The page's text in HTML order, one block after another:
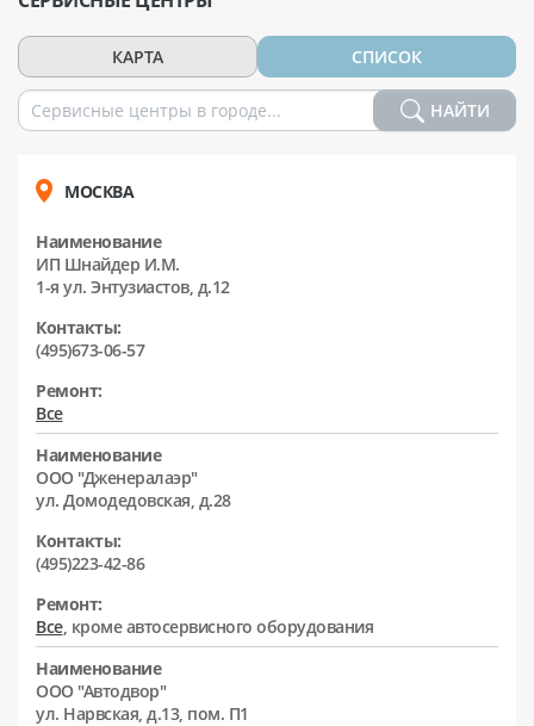
КАРТА СПИСОК
НАЙТИ
МОСКВА
Наименование
ИП Шнайдер И.М.
1-я ул. Энтузиастов, д.12
Контакты:
(495)673-06-57
Ремонт:
Все
Наименование
ООО "Дженералаэр"
ул. Домодедовская, д.28
Контакты:
(495)223-42-86
Ремонт:
Все, кроме автосервисного оборудования
Наименование
ООО "Автодвор"
ул. Нарвская, д.13, пом. П1